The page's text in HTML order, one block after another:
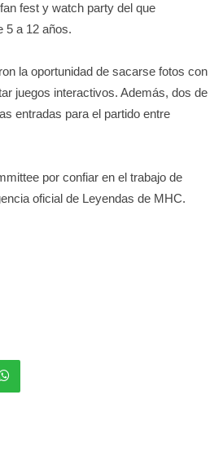
fest y watch party del que
5 a 12 años.
la oportunidad de sacarse fotos con
juegos interactivos. Además, dos de
entradas para el partido entre
por confiar en el trabajo de
oficial de Leyendas de MHC.